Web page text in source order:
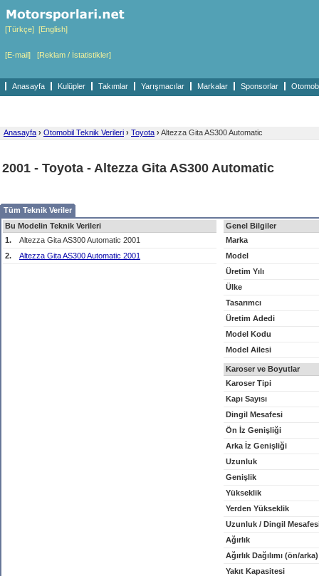
[Türkçe] [English]
[E-mail] [Reklam / İstatistikler]
Anasayfa Kulüpler Takımlar Yarışmacılar Markalar Sponsorlar
Anasayfa › Otomobil Teknik Verileri › Toyota › Altezza Gita AS300 Automatic
2001 - Toyota - Altezza Gita AS300 Automatic
Tüm Teknik Veriler
Bu Modelin Teknik Verileri
1.
Altezza Gita AS300 Automatic 2001
2.
Altezza Gita AS300 Automatic 2001
Genel Bilgiler
Marka
Model
Üretim Yılı
Ülke
Tasarımcı
Üretim Adedi
Model Kodu
Model Ailesi
Karoser ve Boyutlar
Karoser Tipi
Kapı Sayısı
Dingil Mesafesi
Ön İz Genişliği
Arka İz Genişliği
Uzunluk
Genişlik
Yükseklik
Yerden Yükseklik
Uzunluk / Dingil
Ağırlık
Ağırlık Dağılımı (ön/arka)
Yakıt Kapasitesi